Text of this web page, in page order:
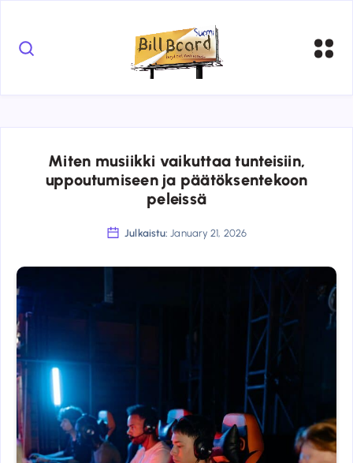
Miten musiikki vaikuttaa tunteisiin,
uppoutumiseen ja päätöksentekoon
peleissä
Julkaistu: January 21, 2026